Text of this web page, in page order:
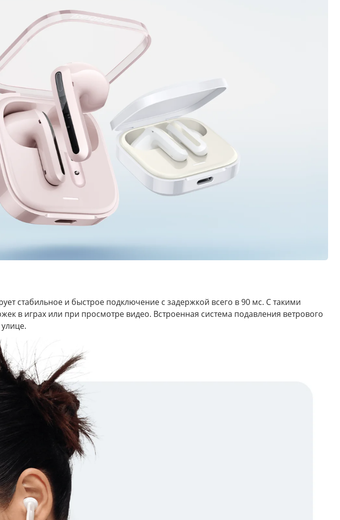
стабильное и быстрое подключение с задержкой всего в 90 мс. С такими
в играх или при просмотре видео. Встроенная система подавления ветрового